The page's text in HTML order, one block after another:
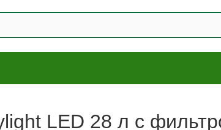
LED 28 л с